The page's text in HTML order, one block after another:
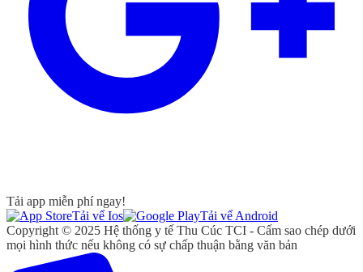
Tải app miễn phí ngay!
Tải vể Ios
Tải vể Android
Copyright © 2025 Hệ thống y tế Thu Cúc TCI - Cấm sao chép dưới
mọi hình thức nếu không có sự chấp thuận bằng văn bản